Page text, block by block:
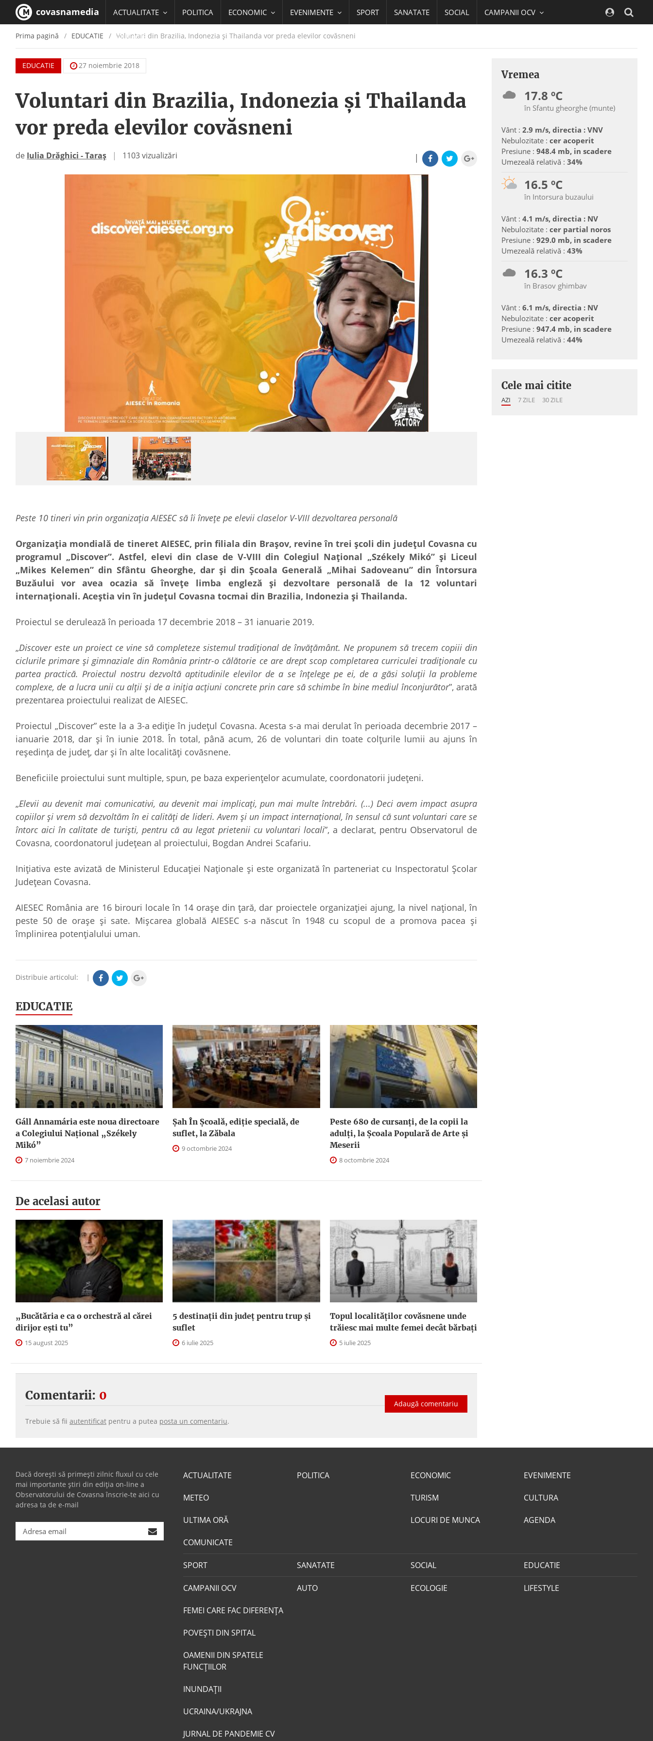
covasnamedia ACTUALITATE POLITICA ECONOMIC EVENIMENTE SPORT SANATATE SOCIAL CAMPANII OCV
EDUCATIE
Prima pagină EDUCATIE Voluntari din Brazilia, Indonezia și Thailanda vor preda elevilor covăsneni
EDUCATIE 27 noiembrie 2018
Voluntari din Brazilia, Indonezia și Thailanda
vor preda elevilor covăsneni
|
de Iulia Drăghici - Taraș | 1103 vizualizări
Peste 10 tineri vin prin organizația AIESEC să îi învețe pe elevii claselor V-VIII dezvoltarea personală
Organizația mondială de tineret AIESEC, prin filiala din Brașov, revine în trei școli din județul Covasna cu
programul „Discover”. Astfel, elevi din clase de V-VIII din Colegiul Național „Székely Mikó” și Liceul
„Mikes Kelemen” din Sfântu Gheorghe, dar și din Școala Generală „Mihai Sadoveanu” din Întorsura
Buzăului vor avea ocazia să învețe limba engleză și dezvoltare personală de la 12 voluntari
internaționali. Aceștia vin în județul Covasna tocmai din Brazilia, Indonezia și Thailanda.
Proiectul se derulează în perioada 17 decembrie 2018 – 31 ianuarie 2019.
„Discover este un proiect ce vine să completeze sistemul tradițional de învățământ. Ne propunem să trecem copiii din
ciclurile primare și gimnaziale din România printr-o călătorie ce are drept scop completarea curriculei tradiționale cu
partea practică. Proiectul nostru dezvoltă aptitudinile elevilor de a se înțelege pe ei, de a găsi soluții la probleme
complexe, de a lucra unii cu alții și de a iniția acțiuni concrete prin care să schimbe în bine mediul înconjurător”, arată
prezentarea proiectului realizat de AIESEC.
Proiectul „Discover” este la a 3-a ediție în județul Covasna. Acesta s-a mai derulat în perioada decembrie 2017 –
ianuarie 2018, dar și în iunie 2018. În total, până acum, 26 de voluntari din toate colțurile lumii au ajuns în
reședința de județ, dar și în alte localități covăsnene.
Beneficiile proiectului sunt multiple, spun, pe baza experiențelor acumulate, coordonatorii județeni.
„Elevii au devenit mai comunicativi, au devenit mai implicați, pun mai multe întrebări. (...) Deci avem impact asupra
copiilor și vrem să dezvoltăm în ei calități de lideri. Avem și un impact internațional, în sensul că sunt voluntari care se
întorc aici în calitate de turiști, pentru că au legat prietenii cu voluntari locali”, a declarat, pentru Observatorul de
Covasna, coordonatorul județean al proiectului, Bogdan Andrei Scafariu.
Inițiativa este avizată de Ministerul Educației Naționale și este organizată în parteneriat cu Inspectoratul Școlar
Județean Covasna.
AIESEC România are 16 birouri locale în 14 orașe din țară, dar proiectele organizației ajung, la nivel național, în
peste 50 de orașe și sate. Mișcarea globală AIESEC s-a născut în 1948 cu scopul de a promova pacea și
împlinirea potențialului uman.
Distribuie articolul: |
EDUCATIE
Gáll Annamária este noua directoare
a Colegiului Național „Székely
Mikó”
7 noiembrie 2024
Șah În Școală, ediție specială, de
suflet, la Zăbala
9 octombrie 2024
Peste 680 de cursanți, de la copii la
adulți, la Școala Populară de Arte și
Meserii
8 octombrie 2024
De acelasi autor
„Bucătăria e ca o orchestră al cărei
dirijor ești tu”
15 august 2025
5 destinații din județ pentru trup și
suflet
6 iulie 2025
Topul localităților covăsnene unde
trăiesc mai multe femei decât bărbați
5 iulie 2025
Comentarii: 0
Adaugă comentariu
Trebuie să fii autentificat pentru a putea posta un comentariu.
Vremea
17.8 ºC
în Sfantu gheorghe (munte)
Vânt : 2.9 m/s, directia : VNV
Nebulozitate : cer acoperit
Presiune : 948.4 mb, in scadere
Umezeală relativă : 34%
16.5 ºC
în Intorsura buzaului
Vânt : 4.1 m/s, directia : NV
Nebulozitate : cer partial noros
Presiune : 929.0 mb, in scadere
Umezeală relativă : 43%
16.3 ºC
în Brasov ghimbav
Vânt : 6.1 m/s, directia : NV
Nebulozitate : cer acoperit
Presiune : 947.4 mb, in scadere
Umezeală relativă : 44%
Cele mai citite
AZI 7 ZILE 30 ZILE
Dacă dorești să primești zilnic fluxul cu cele
mai importante știri din ediția on-line a
Observatorului de Covasna înscrie-te aici cu
adresa ta de e-mail
ACTUALITATE
METEO
ULTIMA ORĂ
COMUNICATE
POLITICA ECONOMIC
TURISM
LOCURI DE MUNCA
EVENIMENTE
CULTURA
AGENDA
SPORT SANATATE SOCIAL EDUCATIE
CAMPANII OCV
FEMEI CARE FAC DIFERENȚA
POVEŞTI DIN SPITAL
OAMENII DIN SPATELE
FUNCŢIILOR
INUNDAŢII
UCRAINA/UKRAJNA
JURNAL DE PANDEMIE CV
AUTO ECOLOGIE LIFESTYLE